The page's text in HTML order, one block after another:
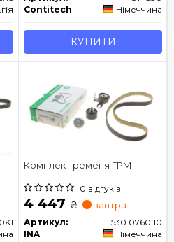
Contitech
Німеччина
КУПИТИ
Комплект ременя ГРМ
0 відгуків
4 447 ₴ завтра
Артикул:
530 0760 10
INA
Німеччина